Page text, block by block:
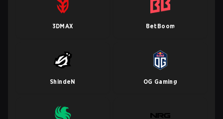
3DMAX BetBoom
ShindeN OG Gaming